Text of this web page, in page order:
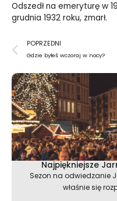
Odszedł na emeryturę w
grudnia 1932 roku, zmarł.
Prev
POPRZEDNI
Gdzie byłeś wczoraj w nocy?
Najpiękniejsze
Sezon na odwiedzanie
właśnie się